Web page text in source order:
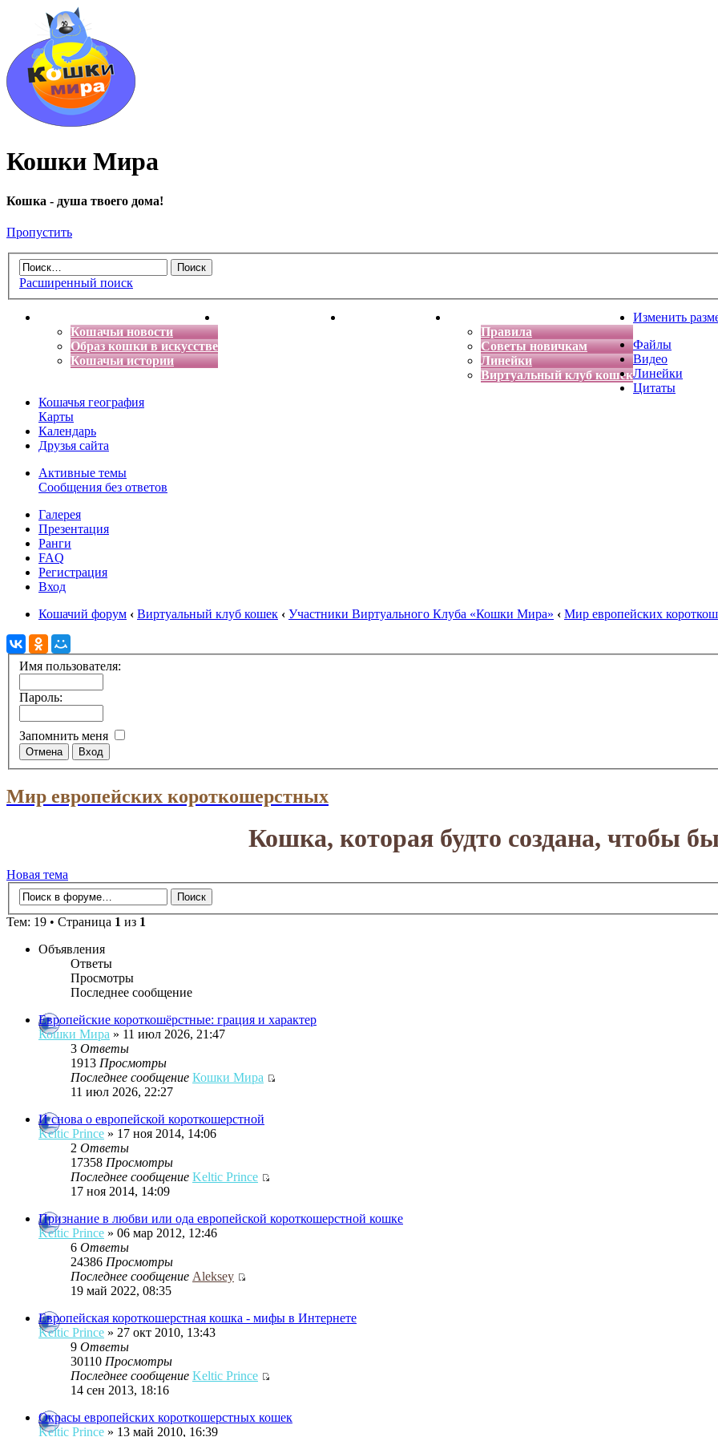
Кошки Мира
Кошка - душа твоего дома!
Пропустить
Расширенный поиск
Кошачьи новости
Образ кошки в искусстве
Кошачьи истории
Энциклопедия кошек Детская фантазия
Правила
Советы новичкам
Линейки
Виртуальный клуб кошек
Изменить
Файлы
Видео
Линейки
Цитаты
Кошачья география
Карты
Календарь
Друзья сайта
Активные темы
Сообщения без ответов
Галерея
Презентация
Ранги
FAQ
Регистрация
Вход
Кошачий форум ‹ Виртуальный клуб кошек ‹ Участники Виртуального Клуба «Кошки Мира» ‹ Мир европейских
Имя пользователя:
Пароль:
Запомнить меня
Мир европейских короткошерстных
Кошка, которая будто создана, чтобы
Новая тема
Тем: 19 • Страница 1 из 1
Объявления
Ответы
Просмотры
Последнее сообщение
Европейские короткошёрстные: грация и характер
Кошки Мира » 11 июл 2026, 21:47
3 Ответы
1913 Просмотры
Последнее сообщение Кошки Мира
11 июл 2026, 22:27
И снова о европейской короткошерстной
Keltic Prince » 17 ноя 2014, 14:06
2 Ответы
17358 Просмотры
Последнее сообщение Keltic Prince
17 ноя 2014, 14:09
Признание в любви или ода европейской короткошерстной кошке
Keltic Prince » 06 мар 2012, 12:46
6 Ответы
24386 Просмотры
Последнее сообщение Aleksey
19 май 2022, 08:35
Европейская короткошерстная кошка - мифы в Интернете
Keltic Prince » 27 окт 2010, 13:43
9 Ответы
30110 Просмотры
Последнее сообщение Keltic Prince
14 сен 2013, 18:16
Окрасы европейских короткошерстных кошек
Keltic Prince » 13 май 2010, 16:39